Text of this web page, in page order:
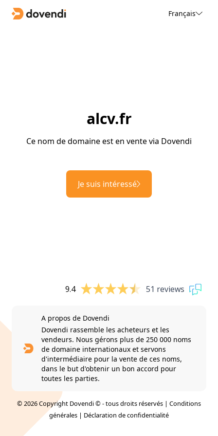
Français
alcv.fr
Ce nom de domaine est en vente via Dovendi
Je suis intéressé
9.4 51 reviews
A propos de Dovendi
Dovendi rassemble les acheteurs et les
vendeurs. Nous gérons plus de 250 000 noms
de domaine internationaux et servons
d'intermédiaire pour la vente de ces noms,
dans le but d'obtenir un bon accord pour
toutes les parties.
© 2026 Copyright Dovendi © - tous droits réservés | Conditions
générales | Déclaration de confidentialité